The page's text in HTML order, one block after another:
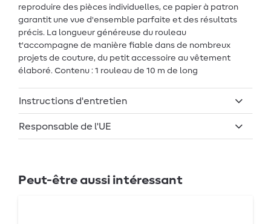
reproduire des pièces individuelles, ce papier à patron
garantit une vue d'ensemble parfaite et des résultats
précis. La longueur généreuse du rouleau
t'accompagne de manière fiable dans de nombreux
projets de couture, du petit accessoire au vêtement
élaboré. Contenu : 1 rouleau de 10 m de long
Instructions d'entretien
Responsable de l'UE
Peut-être aussi intéressant